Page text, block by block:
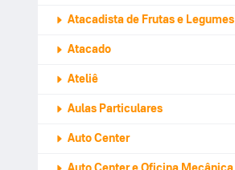
Atacadista de Frutas e Legumes
Atacado
Ateliê
Aulas Particulares
Auto Center
Auto Center e Oficina Mecânica